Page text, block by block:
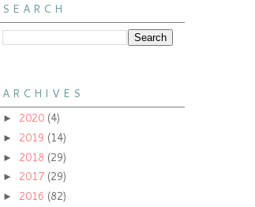
S E A R C H
A R C H I V E S
► 2020 (4)
► 2019 (14)
► 2018 (29)
► 2017 (29)
► 2016 (82)